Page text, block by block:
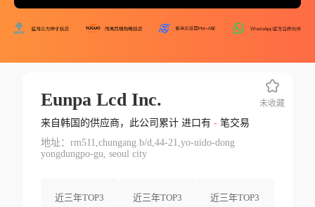
Eunpa Lcd Inc.
来自韩国的供应商，此公司累计 进口有 -笔交易
地址：rm511,chungang b/d,44-21,yo-uido-dong
yongdungpo-gu, seoul city
近三年TOP3
近三年TOP3
近三年TOP3
未收藏